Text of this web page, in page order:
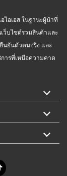
ไอเอส ในฐานะผู้นำที่
ว็บไซต์รวมสินค้าและ
นยันตัวตนจริง และ
ารที่เหนือความคาด